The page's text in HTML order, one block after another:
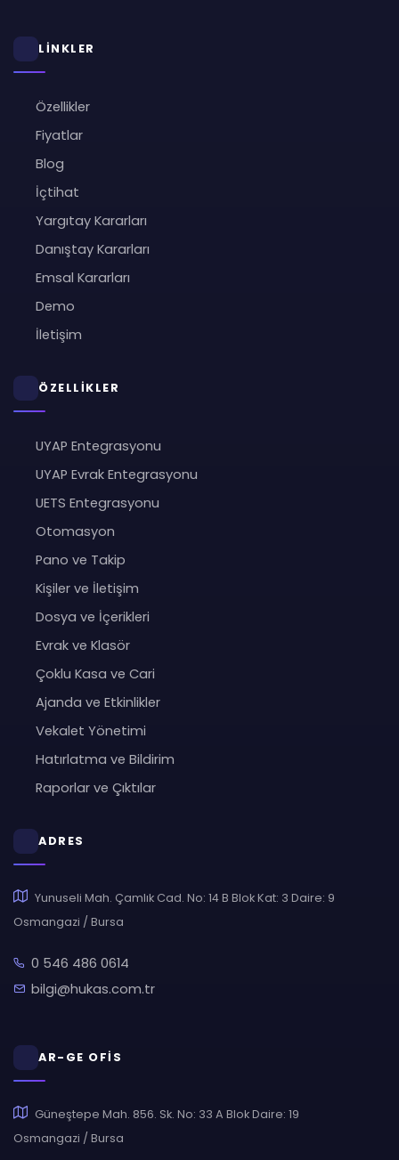
LİNKLER
Özellikler
Fiyatlar
Blog
İçtihat
Yargıtay Kararları
Danıştay Kararları
Emsal Kararları
Demo
İletişim
ÖZELLİKLER
UYAP Entegrasyonu
UYAP Evrak Entegrasyonu
UETS Entegrasyonu
Otomasyon
Pano ve Takip
Kişiler ve İletişim
Dosya ve İçerikleri
Evrak ve Klasör
Çoklu Kasa ve Cari
Ajanda ve Etkinlikler
Vekalet Yönetimi
Hatırlatma ve Bildirim
Raporlar ve Çıktılar
ADRES
Yunuseli Mah. Çamlık Cad. No: 14 B Blok Kat: 3 Daire: 9
Osmangazi / Bursa
0 546 486 0614
bilgi@hukas.com.tr
AR-GE OFİS
Güneştepe Mah. 856. Sk. No: 33 A Blok Daire: 19
Osmangazi / Bursa